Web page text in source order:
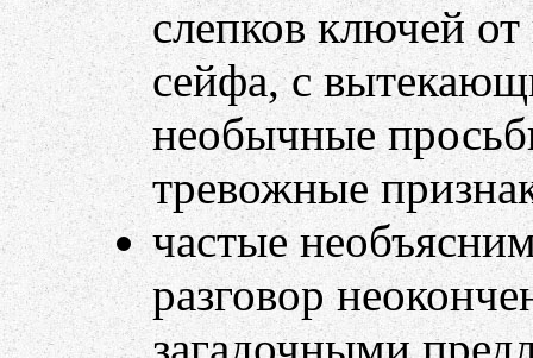
слепков ключей
сейфа, с
необычные
тревожные
частые
разговор